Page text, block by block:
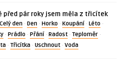
před pár roky jsem měla z třicítek
Celý den· Den· Horko· Koupání· Léto·
· Prádlo· Přání· Radost· Teploměr·
· Třicítka· Uschnout· Voda